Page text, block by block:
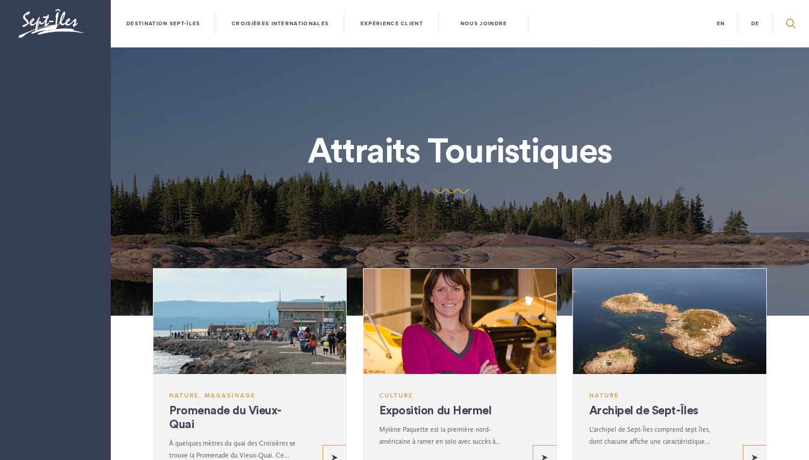
DESTINATION SEPT-ÎLES CROISIÈRES INTERNATIONALES EXPÉRIENCE CLIENT NOUS JOINDRE EN DE
Attraits Touristiques
NATURE, MAGASINAGE
Promenade du Vieux-
Quai
À quelques mètres du quai des Croisières se
trouve la Promenade du Vieux-Quai. Ce
CULTURE
Exposition du Hermel
Mylène Paquette est la première nord-
américaine à ramer en solo avec succès à
NATURE
Archipel de Sept-Îles
L’archipel de Sept-Îles comprend sept îles,
dont chacune affiche une caractéristique